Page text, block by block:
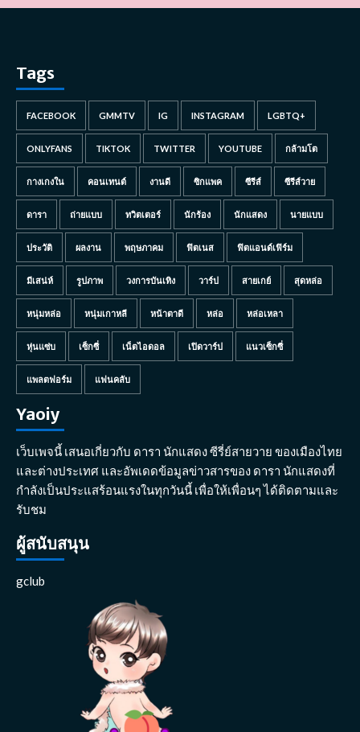
Tags
FACEBOOK GMMTV IG INSTAGRAM LGBTQ+
ONLYFANS TIKTOK TWITTER YOUTUBE กล้ามโต
กางเกงใน คอนเทนต์ งานดี ซิกแพค ซีรีส์ ซีรีส์วาย
ดารา ถ่ายแบบ ทวิตเตอร์ นักร้อง นักแสดง นายแบบ
ประวัติ ผลงาน พฤษภาคม ฟิตเนส ฟิตแอนด์เฟิร์ม
มีเสน่ห์ รูปภาพ วงการบันเทิง วาร์ป สายเกย์ สุดหล่อ
หนุ่มหล่อ หนุ่มเกาหลี หน้าตาดี หล่อ หล่อเหลา
หุ่นแซ่บ เซ็กซี่ เน็ตไอดอล เปิดวาร์ป แนวเซ็กซี่
แพลตฟอร์ม แฟนคลับ
Yaoiy
เว็บเพจนี้ เสนอเกี่ยวกับ ดารา นักแสดง ซีรี่ย์สายวาย ของเมืองไทย
และต่างประเทศ และอัพเดดข้อมูลข่าวสารของ ดารา นักแสดงที่
กำลังเป็นประแสร้อนแรงในทุกวันนี้ เพื่อให้เพื่อนๆ ได้ติดตามและ
รับชม
ผู้สนับสนุน
gclub